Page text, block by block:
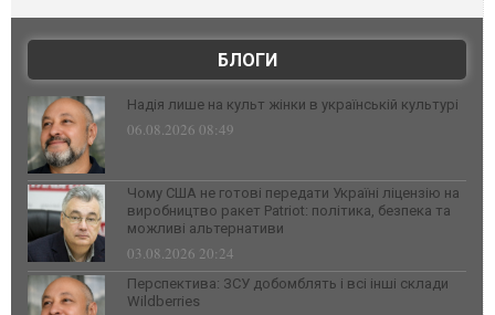
БЛОГИ
Надія лише на культ жінки в українській культурі
06.08.2026 08:49
Чому США не готові передати Україні ліцензію на
виробництво ракет Patriot: політика, безпека та
можливі альтернативи
03.08.2026 20:24
Перспектива: ЗСУ добомблять і всі інші склади
Wildberries